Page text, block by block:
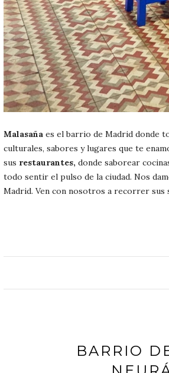
Malasaña es el barrio de Madrid donde
culturales, sabores y lugares que te
sus restaurantes, donde saborear
todo sentir el pulso de la ciudad. Nos
Madrid. Ven con nosotros a recorrer sus
BARRIO